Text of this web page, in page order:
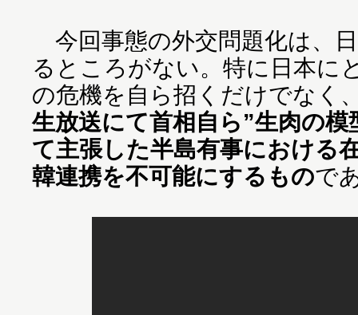
今回事態の外交問題化は、
るところがない。特に日本に
の危機を自ら招くだけでなく
生放送にて首相自ら”生肉の
て主張した半島有事における
韓連携を不可能にするもので